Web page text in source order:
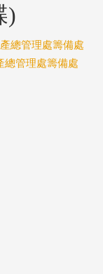
)
總管理處籌備處
總管理處籌備處